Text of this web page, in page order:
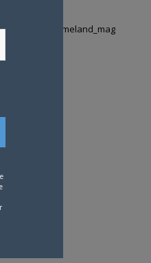
Tweets by Animeland_mag